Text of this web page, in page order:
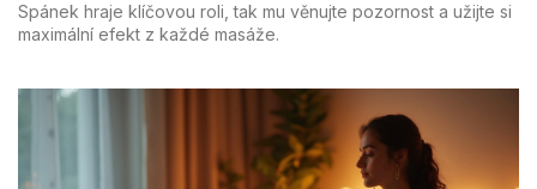
Spánek hraje klíčovou roli, tak mu věnujte pozornost a užijte si
maximální efekt z každé masáže.